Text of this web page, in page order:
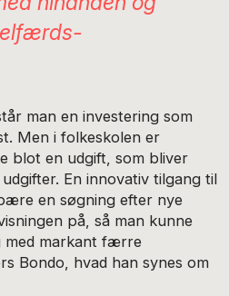
man en investering som
Men i folkeskolen er
blot en udgift, som bliver
En innovativ tilgang til
en søgning efter nye
på, så man kunne
med markant færre
Bondo, hvad han synes om